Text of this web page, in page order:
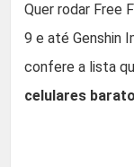
Quer rodar Free
9 e até Genshin
confere a lista
celulares